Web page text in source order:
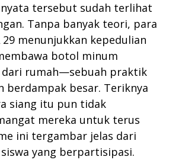
tersebut sudah terlihat
Tanpa banyak teori, para
29 menunjukkan kepedulian
botol minum
rumah—sebuah praktik
berdampak besar. Teriknya
siang itu pun tidak
mereka untuk terus
ini tergambar jelas dari
yang berpartisipasi.